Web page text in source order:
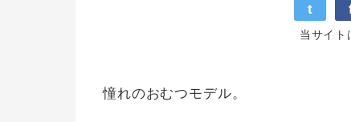
t
当サイト
憧れのおむつモデル。